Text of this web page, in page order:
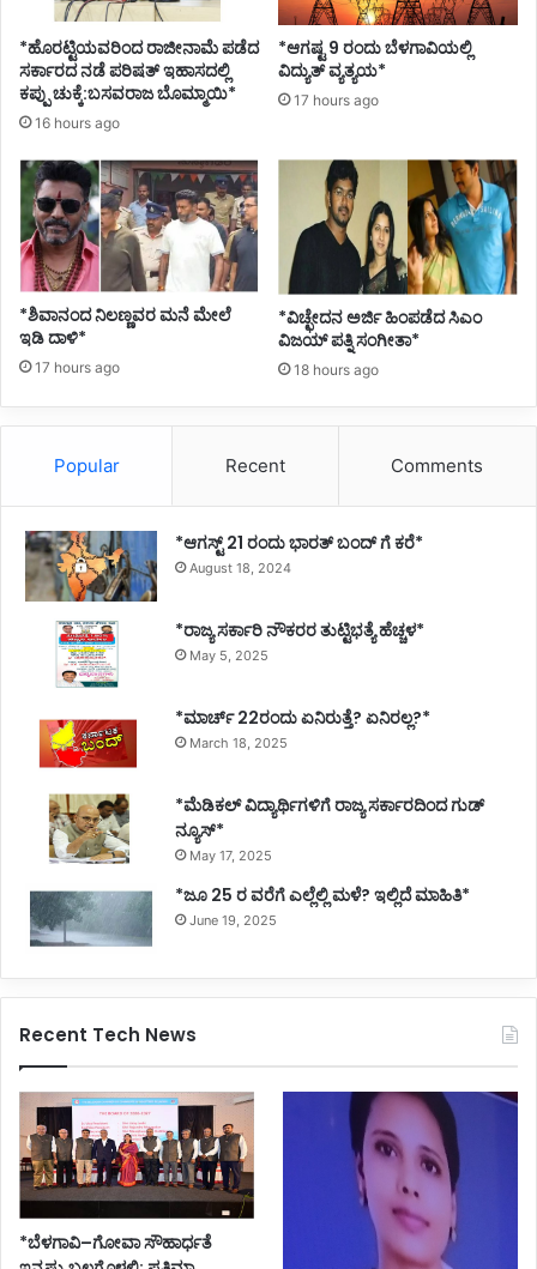
*ಹೊರಟ್ಟಿಯವರಿಂದ ರಾಜೀನಾಮೆ ಪಡೆದ
ಸರ್ಕಾರದ ನಡೆ ಪರಿಷತ್ ಇಹಾಸದಲ್ಲಿ
ಕಪ್ಪು ಚುಕ್ಕೆ:ಬಸವರಾಜ ಬೊಮ್ಮಾಯಿ*
16 hours ago
*ಆಗಷ್ಟ 9 ರಂದು ಬೆಳಗಾವಿಯಲ್ಲಿ
ವಿದ್ಯುತ್ ವ್ಯತ್ಯಯ*
17 hours ago
*ಶಿವಾನಂದ ನಿಲಣ್ಣವರ ಮನೆ ಮೇಲೆ
ಇಡಿ ದಾಳಿ*
17 hours ago
*ವಿಚ್ಛೇದನ ಅರ್ಜಿ ಹಿಂಪಡೆದ ಸಿಎಂ
ವಿಜಯ್ ಪತ್ನಿ ಸಂಗೀತಾ*
18 hours ago
Popular Recent Comments
*ಆಗಸ್ಟ್ 21 ರಂದು ಭಾರತ್‌ ಬಂದ್‌ ಗೆ ಕರೆ*
August 18, 2024
*ರಾಜ್ಯ ಸರ್ಕಾರಿ ನೌಕರರ ತುಟ್ಟಿಭತ್ಯೆ ಹೆಚ್ಚಳ*
May 5, 2025
*ಮಾರ್ಚ್ 22ರಂದು ಏನಿರುತ್ತೆ? ಏನಿರಲ್ಲ?*
March 18, 2025
*ಮೆಡಿಕಲ್ ವಿದ್ಯಾರ್ಥಿಗಳಿಗೆ ರಾಜ್ಯ ಸರ್ಕಾರದಿಂದ ಗುಡ್
ನ್ಯೂಸ್*
May 17, 2025
*ಜೂ 25 ರ ವರೆಗೆ ಎಲ್ಲೆಲ್ಲಿ ಮಳೆ? ಇಲ್ಲಿದೆ ಮಾಹಿತಿ*
June 19, 2025
Recent Tech News
*ಬೆಳಗಾವಿ–ಗೋವಾ ಸೌಹಾರ್ಧತೆ